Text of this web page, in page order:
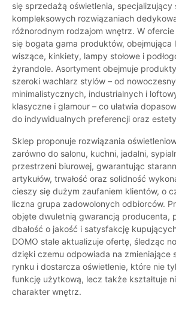
się sprzedażą oświetlenia, specjalizujący
kompleksowych rozwiązaniach
różnorodnym rodzajom wnętrz. W
się bogata gama produktów, obejmująca
wiszące, kinkiety, lampy stołowe i
żyrandole. Asortyment obejmuje
szeroki wachlarz stylów – od
minimalistycznych, industrialnych i
klasyczne i glamour – co ułatwia
do indywidualnych preferencji oraz
Sklep proponuje rozwiązania
zarówno do salonu, kuchni, jadalni,
przestrzeni biurowej, gwarantując
artykułów, trwałość oraz solidność
cieszy się dużym zaufaniem klientów, o
liczna grupa zadowolonych odbiorców.
objęte dwuletnią gwarancją producenta,
dbałość o jakość i satysfakcję
DOMO stale aktualizuje ofertę, śledząc
dzięki czemu odpowiada na zmieniające
rynku i dostarcza oświetlenie, które nie
funkcję użytkową, lecz także kształtuje
charakter wnętrz.